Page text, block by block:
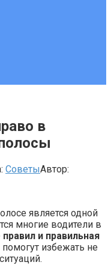
в
СоветыАвтор:
является одной
многие водители в
правил и правильная
помогут избежать не